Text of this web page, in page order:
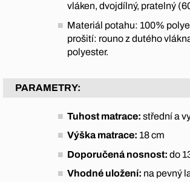
vláken, dvojdílný, pratelný
Materiál potahu: 100%
prošití: rouno z dutého
polyester.
PARAMETRY:
Tuhost matrace: střední a
Výška matrace: 18 cm
Doporučená nosnost: do
Vhodné uložení: na pevný